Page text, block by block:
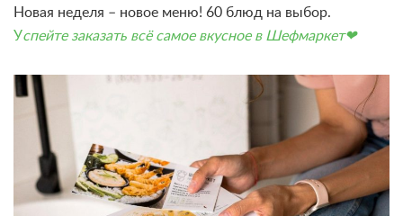
Новая неделя – новое меню! 60 блюд на выбор.
Успейте заказать всё самое вкусное в Шефмаркет❤